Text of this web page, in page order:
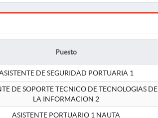
Puesto
DE SEGURIDAD PORTUARIA 1
DE SOPORTE TECNICO DE TECNOLOGIAS DE
LA INFORMACION 2
ASISTENTE PORTUARIO 1 NAUTA